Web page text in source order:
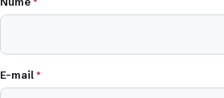
E-mail*